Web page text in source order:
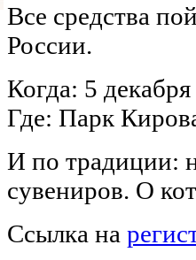
Все средства
России.
Когда: 5
Где: Парк
И по традиции:
сувениров. О
Ссылка на